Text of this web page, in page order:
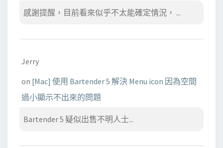
感謝提醒，目前看來似乎不太能確定情況， ...
Jerry
on [Mac] 使用 Bartender 5 解決 Menu icon 因為空間
過小顯示不出來的問題
Bartender 5 疑似出售不明人士...